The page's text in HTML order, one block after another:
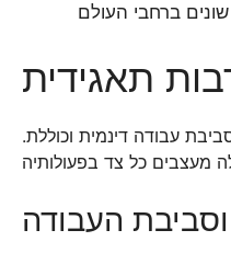
תאגידית
עבודה דינמית ​​וכוללת.
העבודה